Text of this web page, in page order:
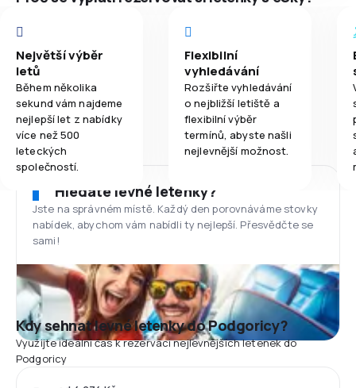
Největší výběr
letů
Během několika
sekund vám najdeme
nejlepší let z nabídky
více než 500
leteckých
společností.
Flexibilní
vyhledávání
Rozšiřte vyhledávání
o nejbližší letiště a
flexibilní výběr
termínů, abyste našli
nejlevnější možnost.
Hledáte levné letenky?
Jste na správném místě. Každý den porovnáváme stovky
nabídek, abychom vám nabídli ty nejlepší. Přesvědčte se
sami!
Kdy sehnat levné letenky do Podgoricy?
Využijte ideální čas k rezervaci nejlevnějších letenek do
Podgoricy